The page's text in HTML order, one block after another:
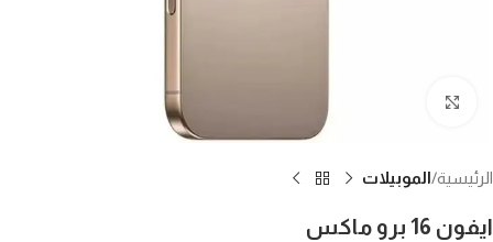
الرئيسية الموبيلات
ايفون 16 برو ماكس